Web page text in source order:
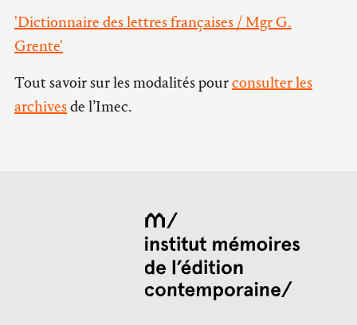
'Dictionnaire des lettres françaises / Mgr G.
Grente'
Tout savoir sur les modalités pourconsulter les
archivesde l’Imec.